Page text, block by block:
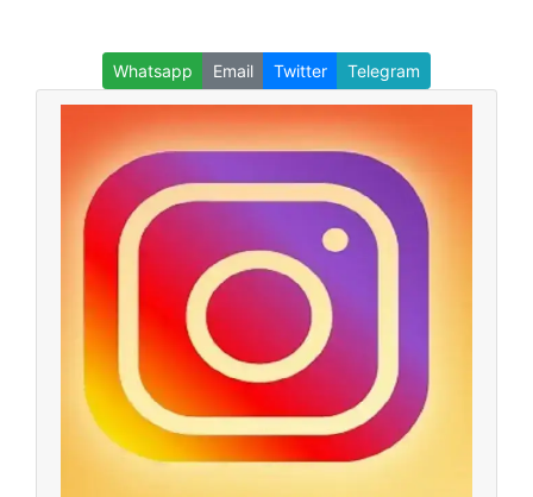
Whatsapp Email Twitter Telegram